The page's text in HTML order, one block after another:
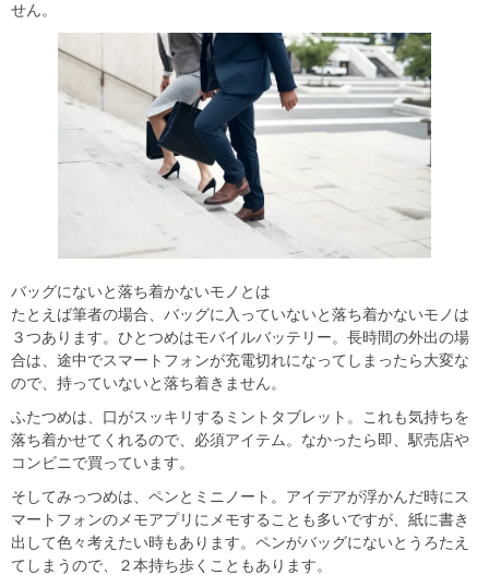
せん。
バッグにないと落ち着かないモノとは
たとえば筆者の場合、バッグに入っていないと落ち着かないモノは
３つあります。ひとつめはモバイルバッテリー。長時間の外出の場
合は、途中でスマートフォンが充電切れになってしまったら大変な
ので、持っていないと落ち着きません。
ふたつめは、口がスッキリするミントタブレット。これも気持ちを
落ち着かせてくれるので、必須アイテム。なかったら即、駅売店や
コンビニで買っています。
そしてみっつめは、ペンとミニノート。アイデアが浮かんだ時にス
マートフォンのメモアプリにメモすることも多いですが、紙に書き
出して色々考えたい時もあります。ペンがバッグにないとうろたえ
てしまうので、２本持ち歩くこともあります。